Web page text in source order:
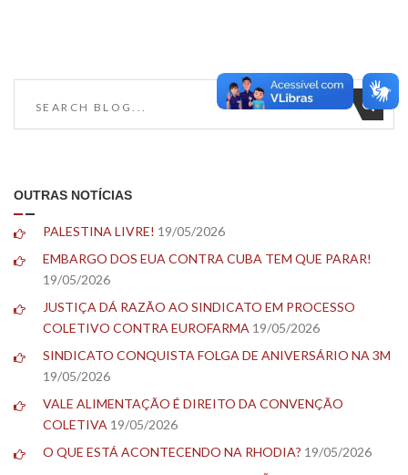
OUTRAS NOTÍCIAS
PALESTINA LIVRE! 19/05/2026
EMBARGO DOS EUA CONTRA CUBA TEM QUE PARAR!
19/05/2026
JUSTIÇA DÁ RAZÃO AO SINDICATO EM PROCESSO
COLETIVO CONTRA EUROFARMA 19/05/2026
SINDICATO CONQUISTA FOLGA DE ANIVERSÁRIO NA 3M
19/05/2026
VALE ALIMENTAÇÃO É DIREITO DA CONVENÇÃO
COLETIVA 19/05/2026
O QUE ESTÁ ACONTECENDO NA RHODIA? 19/05/2026